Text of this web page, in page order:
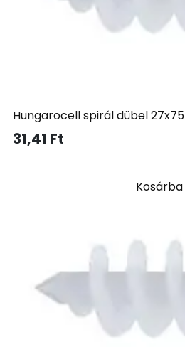
Hungarocell spirál dübel 27x75
31,41 Ft
Kosárba